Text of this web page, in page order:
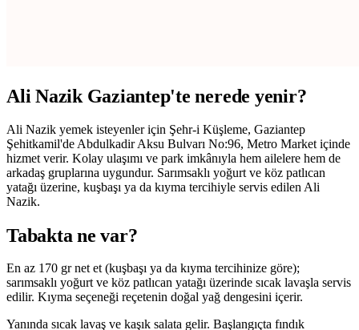
Ali Nazik Gaziantep'te nerede yenir?
Ali Nazik yemek isteyenler için Şehr-i Küşleme, Gaziantep
Şehitkamil'de Abdulkadir Aksu Bulvarı No:96, Metro Market içinde
hizmet verir. Kolay ulaşımı ve park imkânıyla hem ailelere hem de
arkadaş gruplarına uygundur. Sarımsaklı yoğurt ve köz patlıcan
yatağı üzerine, kuşbaşı ya da kıyma tercihiyle servis edilen Ali
Nazik.
Tabakta ne var?
En az 170 gr net et (kuşbaşı ya da kıyma tercihinize göre);
sarımsaklı yoğurt ve köz patlıcan yatağı üzerinde sıcak lavaşla servis
edilir. Kıyma seçeneği reçetenin doğal yağ dengesini içerir.
Yanında sıcak lavaş ve kaşık salata gelir. Başlangıçta fındık